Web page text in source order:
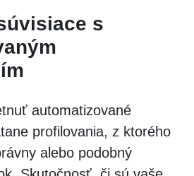
s
automatizované
profilovania, z ktorého
alebo podobný